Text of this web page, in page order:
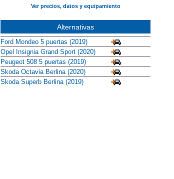
Man: Manual | Aut: Automático | G: Gasolina | D: Gasóleo
Alternativas
Ford Mondeo 5 puertas (2019)
Opel Insignia Grand Sport (2020)
Peugeot 508 5 puertas (2019)
Skoda Octavia Berlina (2020)